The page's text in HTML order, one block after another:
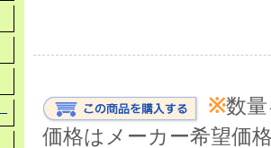
※数
価格はメーカー希望価